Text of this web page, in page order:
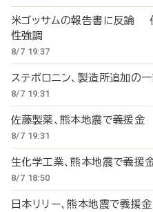
米ゴッサムの報告書に反論
性強調
8/7 19:37
ステボロニン、製造所追加の
8/7 19:31
佐藤製薬、熊本地震で義援
8/7 19:31
生化学工業、熊本地震で義
8/7 18:50
日本リリー、熊本地震で義援